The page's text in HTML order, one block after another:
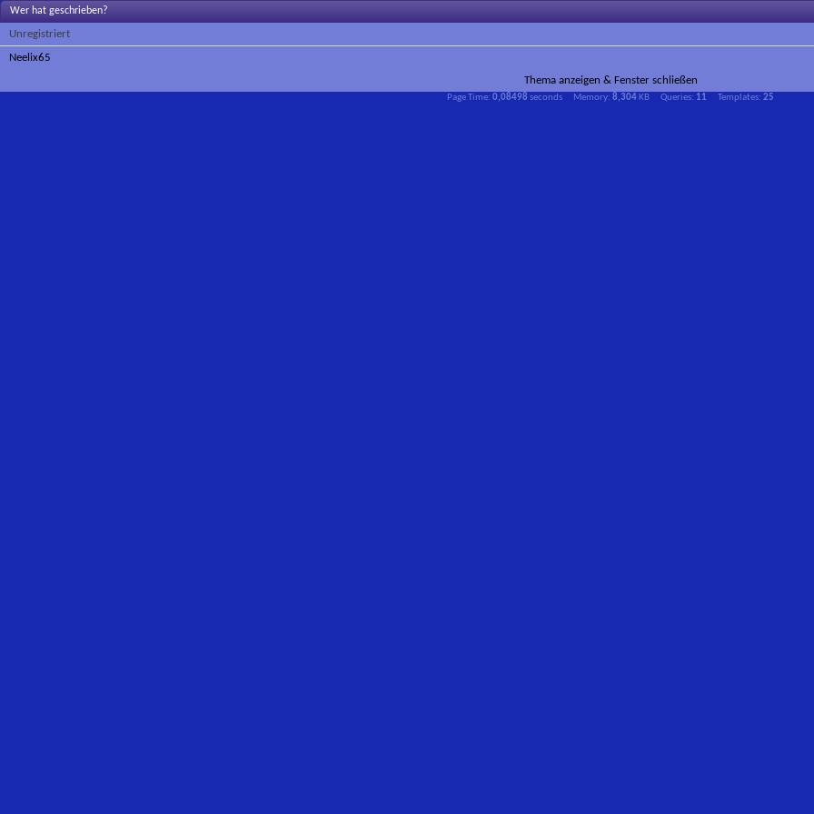
Wer hat geschrieben?
Unregistriert
Neelix65
Thema anzeigen & Fenster schließen
Page Time: 0,08498 seconds Memory: 8,304 KB Queries: 11 Templates: 25